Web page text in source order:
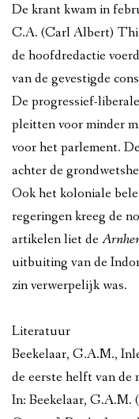
De krant kwam in
C.A. (Carl Albert)
de hoofdredactie
van de gevestigde
De progressief-
pleitten voor minder
voor het parlement.
achter de
Ook het koloniale
regeringen kreeg de
artikelen liet de
uitbuiting van de
zin verwerpelijk was.
Literatuur
Beekelaar, G.A.M.,
de eerste helft van de
In: Beekelaar, G.A.M.